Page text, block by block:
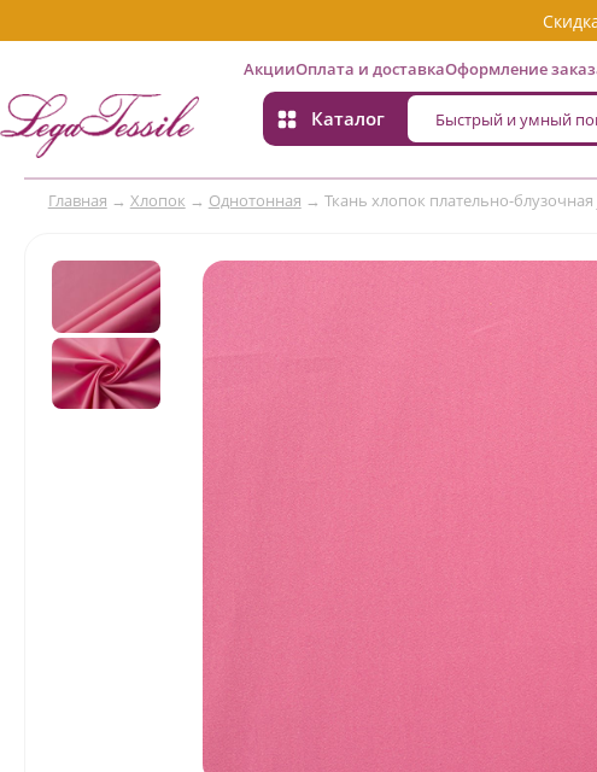
АкцииОплата и доставкаОформление
Каталог
Главная → Хлопок → Однотонная → Ткань хлопок плательно-блузочная